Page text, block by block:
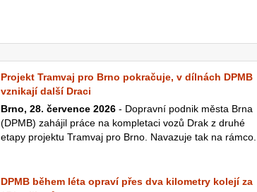
Projekt Tramvaj pro Brno pokračuje, v dílnách DPMB
vznikají další Draci
Brno, 28. července 2026 - Dopravní podnik města Brna
(DPMB) zahájil práce na kompletaci vozů Drak z druhé
etapy projektu Tramvaj pro Brno. Navazuje tak na rámco...
DPMB během léta opraví přes dva kilometry kolejí za